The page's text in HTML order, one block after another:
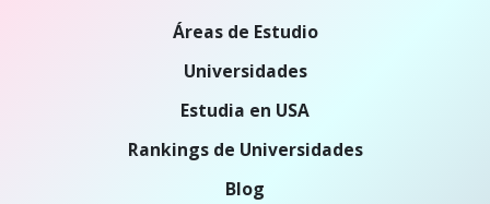
Áreas de Estudio
Universidades
Estudia en USA
Rankings de Universidades
Blog